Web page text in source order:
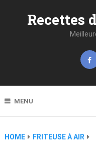
Recettes
MENU
HOME FRITEUSE À AIR